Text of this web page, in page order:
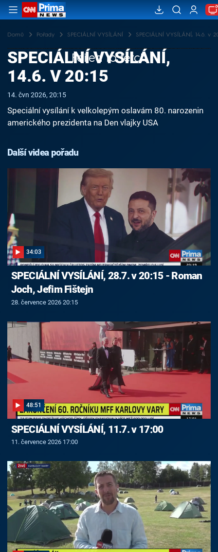
Domů Pořady SPECIÁLNÍ VYSÍLÁNÍ SPECIÁLNÍ VYSÍLÁNÍ, 14.6. v
Failed to fetch
SPECIÁLNÍ VYSÍLÁNÍ,
14.6. V 20:15
14. čvn 2026, 20:15
Speciální vysílání k velkolepým oslavám 80. narozenin
amerického prezidenta na Den vlajky USA
Další videa pořadu
34:03
SPECIÁLNÍ VYSÍLÁNÍ, 28.7. v 20:15 - Roman
Joch, Jefim Fištejn
28. července 2026 20:15
48:51
SPECIÁLNÍ VYSÍLÁNÍ, 11.7. v 17:00
11. července 2026 17:00